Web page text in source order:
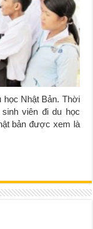
học Nhật Bản. Thời
viên đi du học
bản được xem là